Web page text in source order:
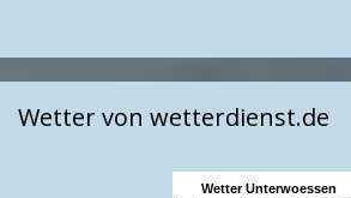
Wetter von wetterdienst.de
Wetter Unterwoessen